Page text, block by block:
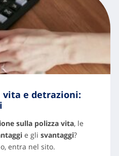
vita e detrazioni:
sulla polizza vita, le
e gli svantaggi?
entra nel sito.